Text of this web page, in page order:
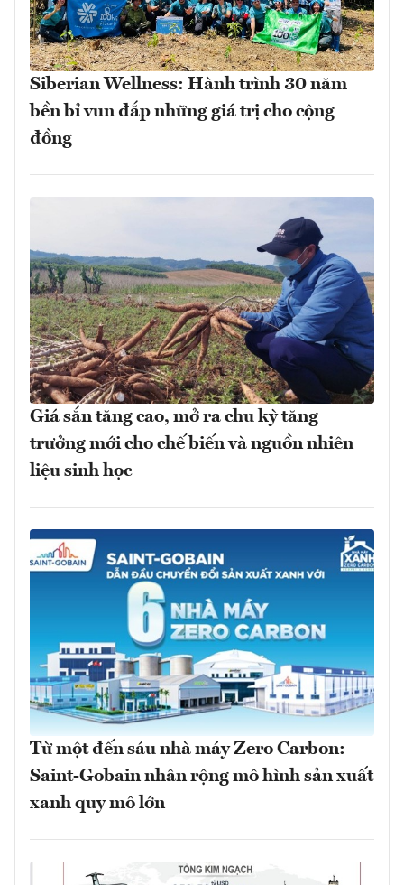
Siberian Wellness: Hành trình 30 năm
bền bỉ vun đắp những giá trị cho cộng
đồng
Giá sắn tăng cao, mở ra chu kỳ tăng
trưởng mới cho chế biến và nguồn nhiên
liệu sinh học
Từ một đến sáu nhà máy Zero Carbon:
Saint-Gobain nhân rộng mô hình sản xuất
xanh quy mô lớn